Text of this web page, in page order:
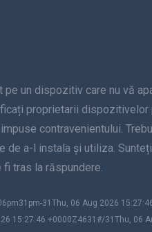
pe un dispozitiv care nu vă
proprietarii
contravenientului.
a-l instala și utiliza.
tras la răspundere.
31Thu, 06 Aug 2026
15:27:46 +0000Z4631#/31Thu, 06